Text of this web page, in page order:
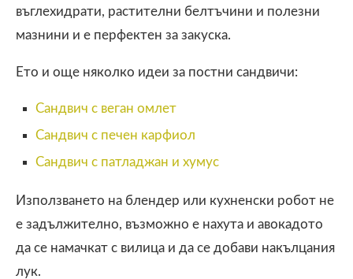
въглехидрати, растителни белтъчини и полезни
мазнини и е перфектен за закуска.
Ето и още няколко идеи за постни сандвичи:
Сандвич с веган омлет
Сандвич с печен карфиол
Сандвич с патладжан и хумус
Използването на блендер или кухненски робот не
е задължително, възможно е нахута и авокадото
да се намачкат с вилица и да се добави накълцания
лук.